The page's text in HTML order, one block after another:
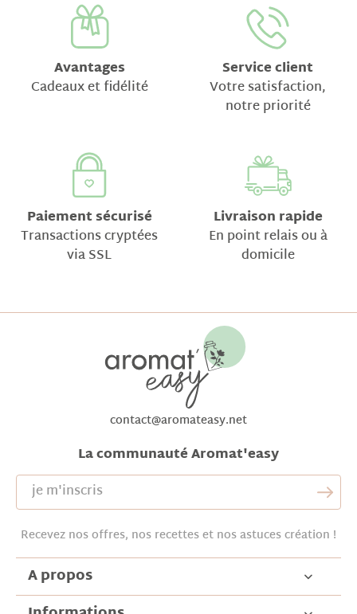
Avantages
Cadeaux et fidélité
Service client
Votre satisfaction,
notre priorité
Paiement sécurisé
Transactions cryptées
via SSL
Livraison rapide
En point relais ou à
domicile
contact@aromateasy.net
La communauté Aromat'easy
Recevez nos offres, nos recettes et nos astuces création !
A propos